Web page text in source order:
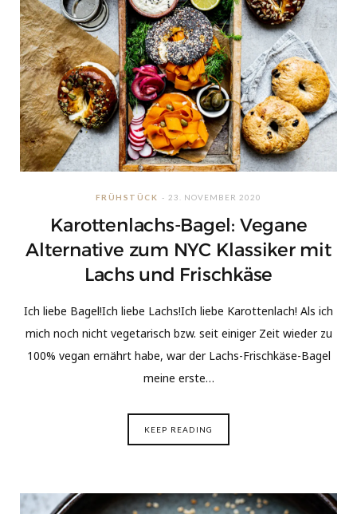
FRÜHSTÜCK 23. NOVEMBER 2020
Karottenlachs-Bagel: Vegane
Alternative zum NYC Klassiker mit
Lachs und Frischkäse
Ich liebe Bagel!Ich liebe Lachs!Ich liebe Karottenlach! Als ich
mich noch nicht vegetarisch bzw. seit einiger Zeit wieder zu
100% vegan ernährt habe, war der Lachs-Frischkäse-Bagel
meine erste…
KEEP READING